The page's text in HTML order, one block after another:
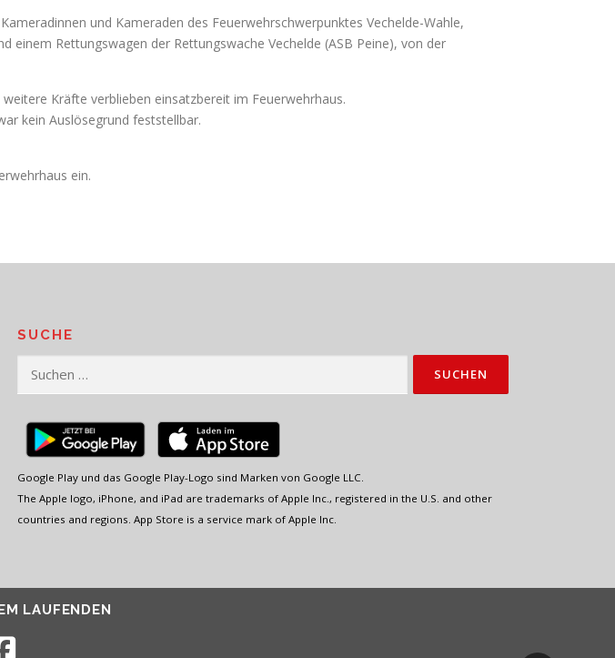
und Kameraden des Feuerwehrschwerpunktes Vechelde-Wahle,
Rettungswagen der Rettungswache Vechelde (ASB Peine), von der
Kräfte verblieben einsatzbereit im Feuerwehrhaus.
kein Auslösegrund feststellbar.
ein.
SUCHE
nach:
Google Play und das Google Play-Logo sind Marken von Google LLC.
The Apple logo, iPhone, and iPad are trademarks of Apple Inc., registered in the U.S. and other
countries and regions. App Store is a service mark of Apple Inc.
LAUFENDEN